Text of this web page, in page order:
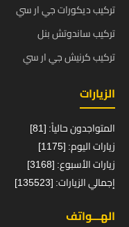
تركيب ديكورات جي ار سي
تركيب ساندوتش بنل
تركيب كرنيش جي ار سي
الزيارات
المتواجدون حالياً: [81]
زيارات اليوم: [1175]
زيارات الأسبوع: [3168]
إجمالي الزيارات: [135523]
الهـــواتف